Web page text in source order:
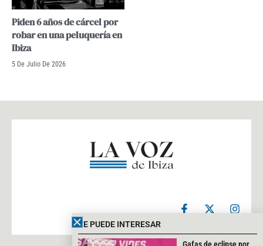
Piden 6 años de cárcel por
robar en una peluquería en
Ibiza
5 De Julio De 2026
F
a
e
X
-
w
I
n
t
TE PUEDE INTERESAR